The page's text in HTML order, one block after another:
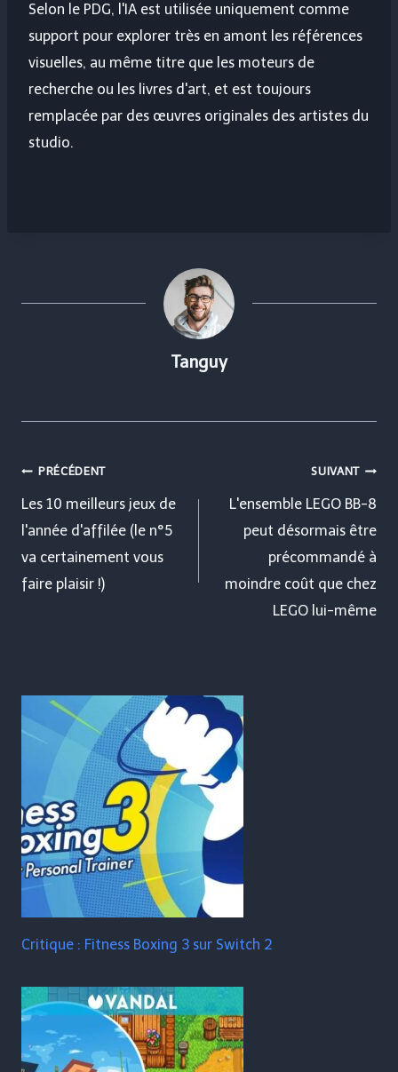
Selon le PDG, l'IA est utilisée uniquement comme
support pour explorer très en amont les références
visuelles, au même titre que les moteurs de
recherche ou les livres d'art, et est toujours
remplacée par des œuvres originales des artistes du
studio.
Tanguy
Navigation
de
l’article
PRÉCÉDENT
Les 10 meilleurs jeux de
l'année d'affilée (le n°5
va certainement vous
faire plaisir !)
SUIVANT
L'ensemble LEGO BB-8
peut désormais être
précommandé à
moindre coût que chez
LEGO lui-même
Critique : Fitness Boxing 3 sur Switch 2